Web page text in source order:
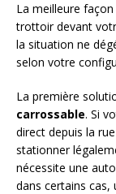
La meilleure
trottoir devant
la situation ne
selon votre
La première
carrossable. Si
direct depuis la
stationner
nécessite une
dans certains cas,